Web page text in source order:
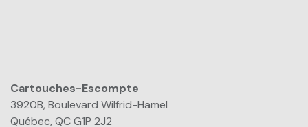
Cartouches-Escompte
3920B, Boulevard Wilfrid-Hamel
Québec, QC G1P 2J2